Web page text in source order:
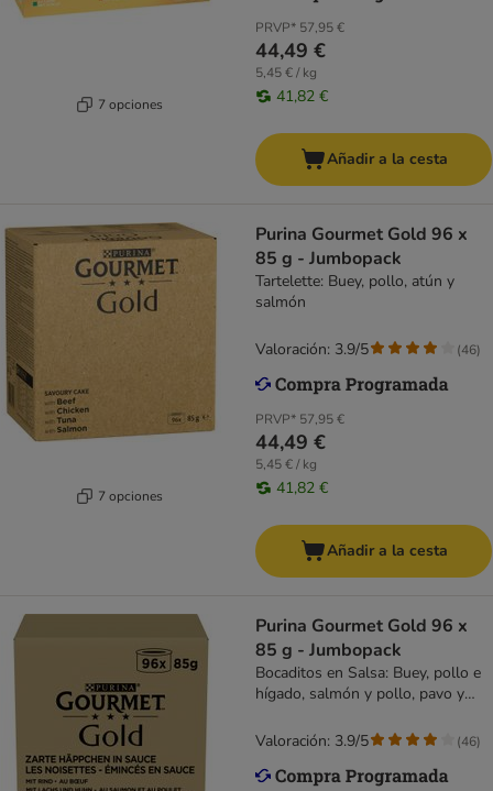
7 opciones
PRVP* 57,95 €
44,49 €
5,45 € / kg
41,82 €
Añadir a la cesta
7 opciones
Purina Gourmet Gold 96 x
85 g - Jumbopack
Tartelette: Buey, pollo, atún y
salmón
PRVP* 57,95 €
44,49 €
5,45 € / kg
41,82 €
Valoración: 3.9/5 (46)
Añadir a la cesta
Purina Gourmet Gold 96 x
85 g - Jumbopack
Bocaditos en Salsa: Buey, pollo e
hígado, salmón y pollo, pavo y
Valoración: 3.9/5 (46)